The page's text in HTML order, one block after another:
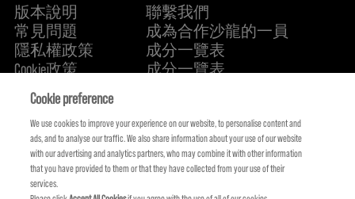
版本說明
常見問題
隱私權政策
Cookie政策
關於我們
聯繫我們
成為合作沙龍的一員
成分一覽表
成分一覽表
Cookie preference
We use cookies to improve your experience on our website, to personalise content and
ads, and to analyse our traffic. We also share information about your use of our website
with our advertising and analytics partners, who may combine it with other information
that you have provided to them or that they have collected from your use of their
services.